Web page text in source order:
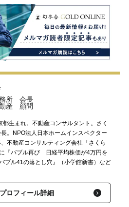
所 会長
産 顧問
都生まれ。不動産コンサルタント。さく
長。NPO法人日本ホームインスペクター
不動産コンサルティング会社「さくら
『バブル再び 日経平均株価が4万円を
ブル41の落とし穴』（小学館新書）など
ロフィール詳細